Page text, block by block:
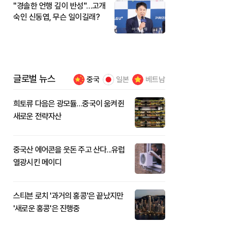
"경솔한 언행 깊이 반성"…고개
숙인 신동엽, 무슨 일이길래?
글로벌 뉴스 중국 일본 베트남
희토류 다음은 광모듈…중국이 움켜쥔
새로운 전략자산
중국산 에어콘을 웃돈 주고 산다...유럽
열광시킨 메이디
스티븐 로치 '과거의 홍콩'은 끝났지만
'새로운 홍콩'은 진행중